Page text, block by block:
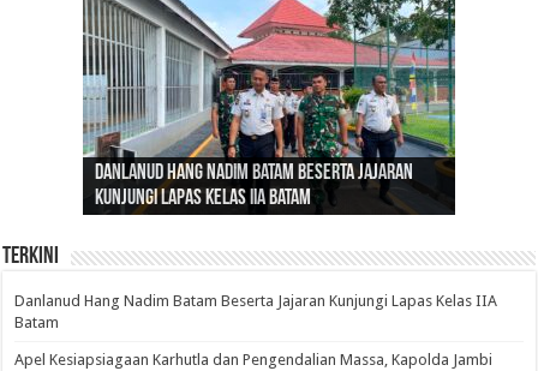
Danlanud Hang Nadim Batam Beserta Jajaran
Kunjungi Lapas Kelas IIA Batam
Silaturahmi dan Reses Komite I DPD RI di Polda
Jambi Bahas Sinergitas Penanganan Narkotika
Gubernur Al Haris: Lomba Cerdas Cermat Sarana
Edukasi Pembentukan Karakter Generasi
Penerus
Gubernur Al Haris Dorong Koperasi Merah Putih
Cepat Beroperasi Agar Bisa Layani Masyarakat
Penuhi Kebutuhannya
Sosok Fenomenal yang Menggetarkan
Nusantara: Ratu Wangsa, Wanita Berkelas
dengan Pengaruh Internasional
Terkini
Danlanud Hang Nadim Batam Beserta Jajaran Kunjungi Lapas Kelas IIA
Batam
Apel Kesiapsiagaan Karhutla dan Pengendalian Massa, Kapolda Jambi